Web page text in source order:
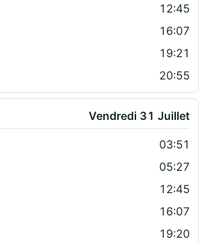
12:45
16:07
19:21
20:55
Vendredi 31 Juillet
03:51
05:27
12:45
16:07
19:20